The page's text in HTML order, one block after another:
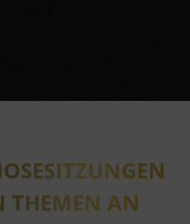
THEMEN AN